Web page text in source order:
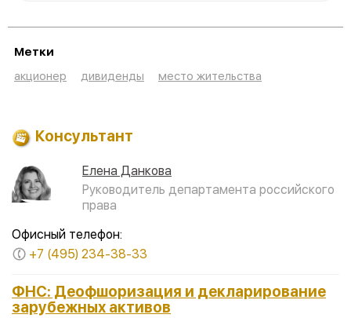
Метки
акционер
дивиденды место жительства
Консультант
Елена Данкова
Руководитель департамента российского
права
Офисный телефон:
+7 (495) 234-38-33
ФНС: Деофшоризация и декларирование
зарубежных активов